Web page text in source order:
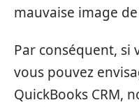
mauvaise image
Par conséquent, si
vous pouvez
QuickBooks CRM,